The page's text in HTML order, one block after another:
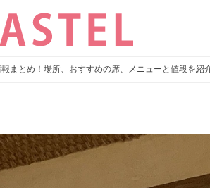
まとめ！場所、おすすめの席、メニューと値段を紹